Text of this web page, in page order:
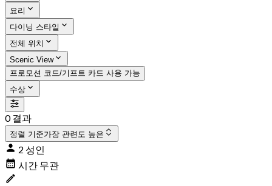
요리
다이닝 스타일
전체 위치
Scenic View
프로모션 코드/기프트 카드 사용 가능
수상
0 결과
정렬 기준가장 관련도 높은
2 성인
시간 무관